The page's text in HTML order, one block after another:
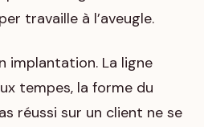
travaille à l’aveugle.
implantation. La ligne
tempes, la forme du
réussi sur un client ne se